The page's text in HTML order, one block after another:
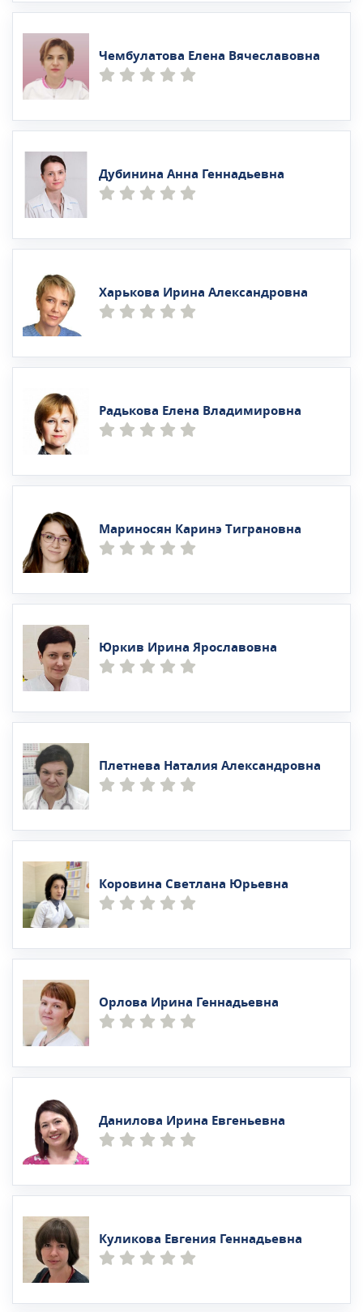
Чембулатова Елена Вячеславовна
Дубинина Анна Геннадьевна
Харькова Ирина Александровна
Радькова Елена Владимировна
Мариносян Каринэ Тиграновна
Юркив Ирина Ярославовна
Плетнева Наталия Александровна
Коровина Светлана Юрьевна
Орлова Ирина Геннадьевна
Данилова Ирина Евгеньевна
Куликова Евгения Геннадьевна